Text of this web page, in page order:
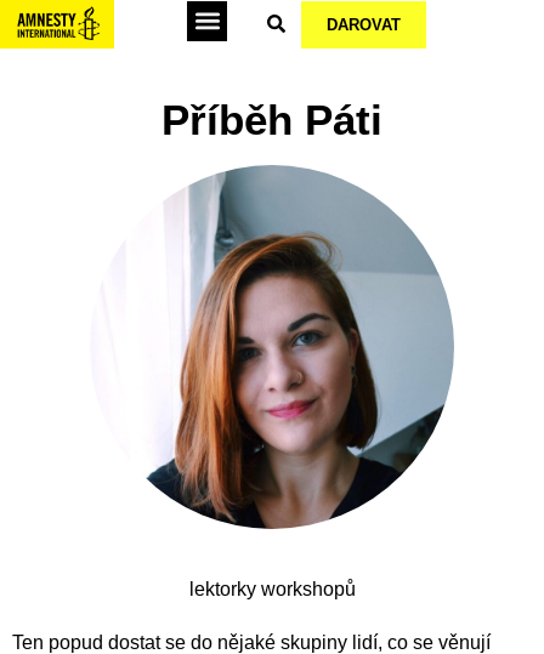
DAROVAT
Příběh Páti
lektorky workshopů
Ten popud dostat se do nějaké skupiny lidí, co se věnují